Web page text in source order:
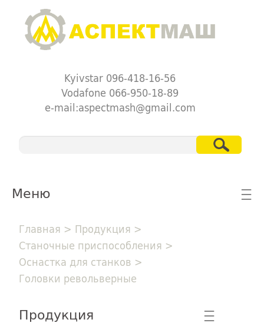
Kyivstar 096-418-16-56
Vodafone 066-950-18-89
e-mail:aspectmash@gmail.com
Меню ☰
Главная > Продукция >
Станочные приспособления >
Оснастка для станков >
Головки револьверные
Продукция ☰